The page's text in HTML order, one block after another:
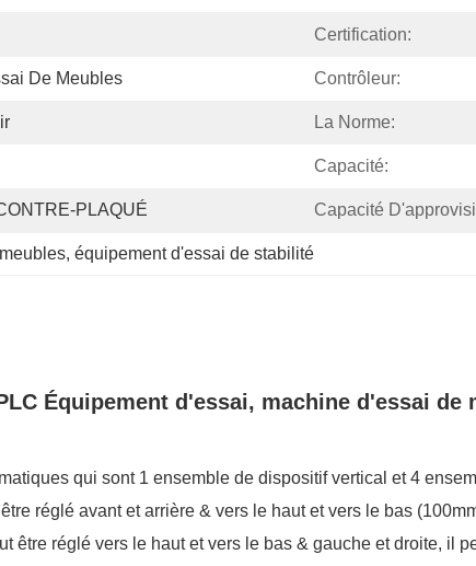
Certification:
De Meubles Contrôleur:
La Norme:
Capacité:
PLAQUÉ Capacité
, équipement d'essai de stabilité
Équipement d'essai, machine d'essai de
qui sont 1 ensemble de dispositif vertical et 4
réglé avant et arrière & vers le haut et vers le bas
être réglé vers le haut et vers le bas & gauche et droite, il